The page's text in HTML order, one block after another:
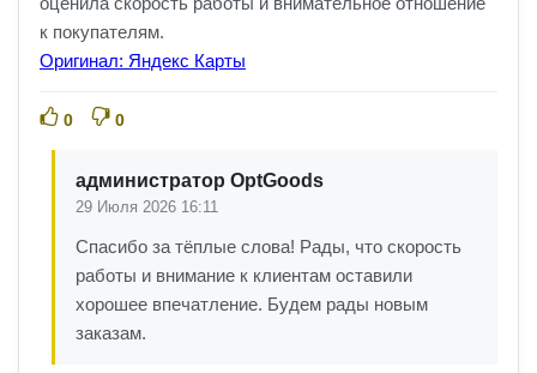
к покупателям.
Оригинал: Яндекс Карты
0 0
администратор OptGoods
29 Июля 2026 16:11
Спасибо за тёплые слова! Рады, что скорость
работы и внимание к клиентам оставили
хорошее впечатление. Будем рады новым
заказам.